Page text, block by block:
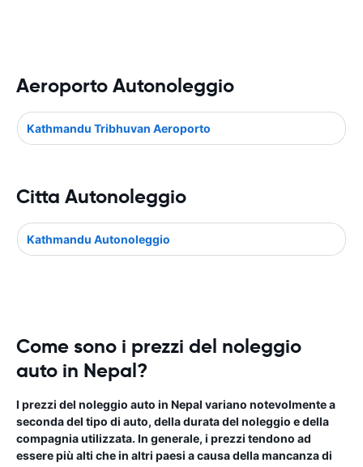
Aeroporto Autonoleggio
Kathmandu Tribhuvan Aeroporto
Citta Autonoleggio
Kathmandu Autonoleggio
Come sono i prezzi del noleggio
auto in Nepal?
I prezzi del noleggio auto in Nepal variano notevolmente a
seconda del tipo di auto, della durata del noleggio e della
compagnia utilizzata. In generale, i prezzi tendono ad
essere più alti che in altri paesi a causa della mancanza di